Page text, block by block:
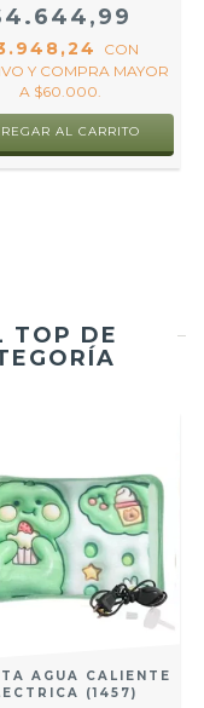
CON
Y COMPRA MAYOR
A $60.000.
AL CARRITO
TOP DE
AGUA CALIENTE
(1457)